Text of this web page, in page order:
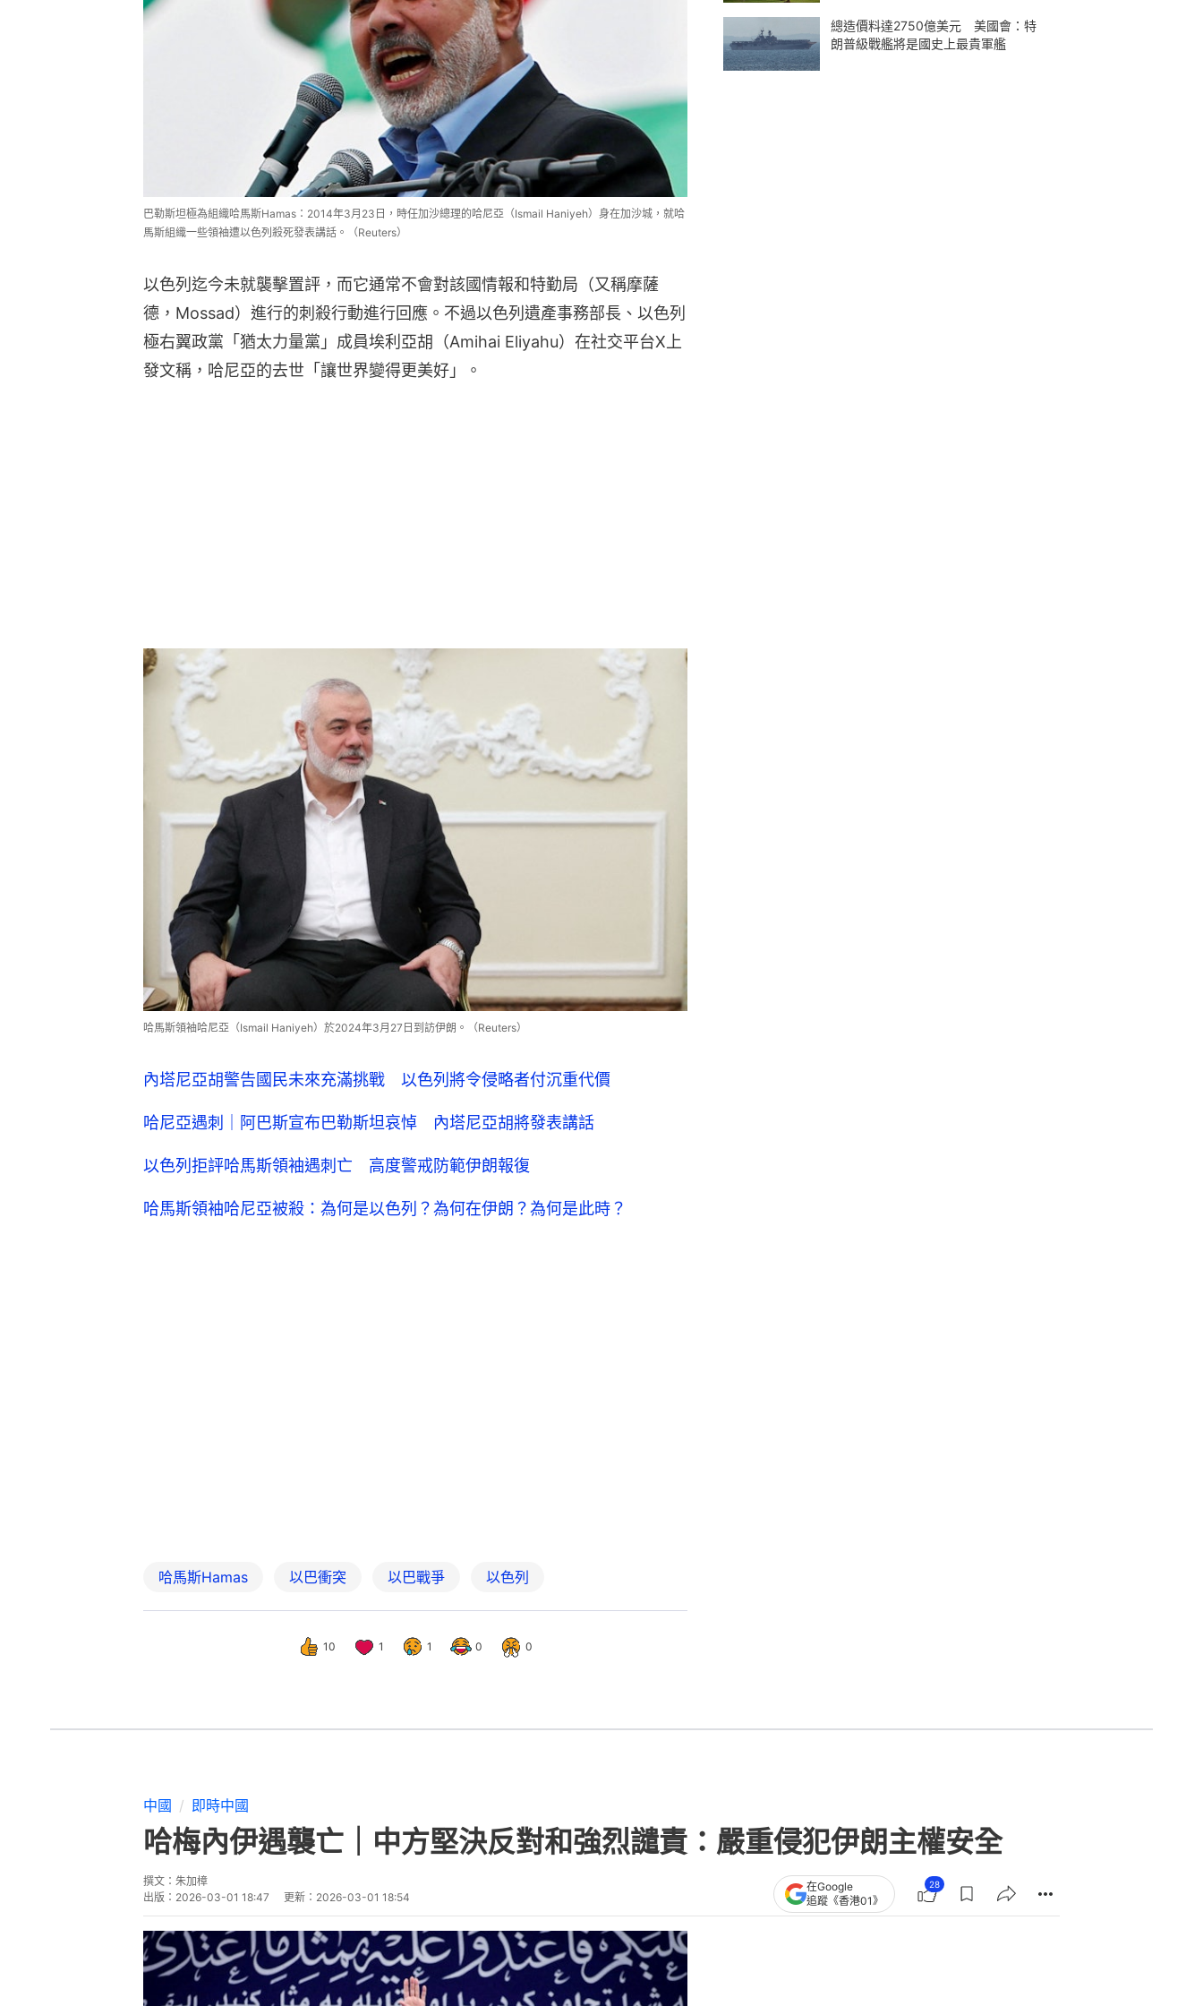
巴勒斯坦極為組織哈馬斯Hamas：2014年3月23日，時任加沙總理的哈尼亞（Ismail Haniyeh）身在加沙城，就哈
馬斯組織一些領袖遭以色列殺死發表講話。（Reuters）
以色列迄今未就襲擊置評，而它通常不會對該國情報和特勤局（又稱摩薩
德，Mossad）進行的刺殺行動進行回應。不過以色列遺產事務部長、以色列
極右翼政黨「猶太力量黨」成員埃利亞胡（Amihai Eliyahu）在社交平台X上
發文稱，哈尼亞的去世「讓世界變得更美好」。
哈馬斯領袖哈尼亞（Ismail Haniyeh）於2024年3月27日到訪伊朗。（Reuters）
內塔尼亞胡警告國民未來充滿挑戰 以色列將令侵略者付沉重代價
哈尼亞遇刺｜阿巴斯宣布巴勒斯坦哀悼 內塔尼亞胡將發表講話
以色列拒評哈馬斯領袖遇刺亡 高度警戒防範伊朗報復
哈馬斯領袖哈尼亞被殺：為何是以色列？為何在伊朗？為何是此時？
哈馬斯Hamas 以巴衝突 以巴戰爭 以色列
10 1 1 0 0
總造價料達2750億美元 美國會：特
朗普級戰艦將是國史上最貴軍艦
中國 即時中國
哈梅內伊遇襲亡｜中方堅決反對和強烈譴責：嚴重侵犯伊朗主權安全
撰文： 朱加樟
出版： 2026-03-01 18:47 更新： 2026-03-01 18:54
在Google
追蹤《香港01》
28